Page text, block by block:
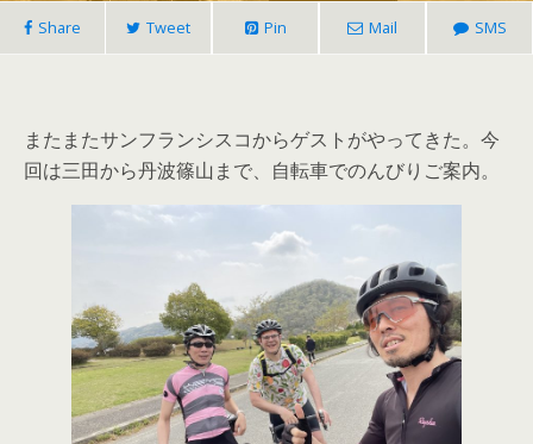
Share Tweet Pin Mail SMS
またまたサンフランシスコからゲストがやってきた。今
回は三田から丹波篠山まで、自転車でのんびりご案内。